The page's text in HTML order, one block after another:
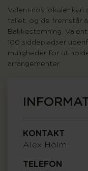
Valentinos lokaler kan
tallet, og de fremstår
Bakkestemning.
100 siddepladser
muligheder for at
arrangementer.
KONTAKT
Alex Holm
TELEFON